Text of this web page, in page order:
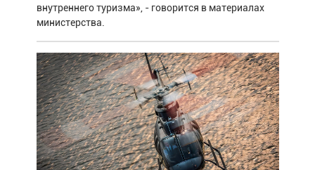
внутреннего туризма», - говорится в материалах
министерства.